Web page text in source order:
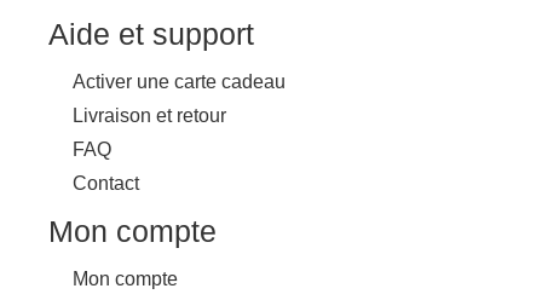
Aide et support
Activer une carte cadeau
Livraison et retour
FAQ
Contact
Mon compte
Mon compte